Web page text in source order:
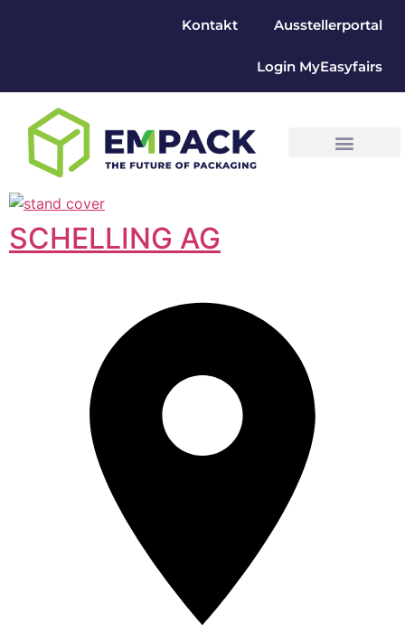
Kontakt Ausstellerportal
Login MyEasyfairs
SCHELLING AG